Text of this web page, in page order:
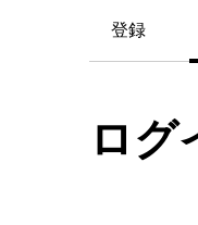
登録
ログ